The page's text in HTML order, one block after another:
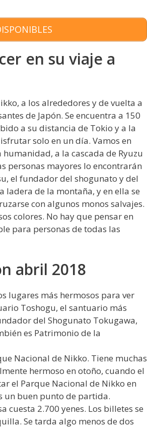
en su viaje a
a los alrededores y de vuelta a
de Japón. Se encuentra a 150
a su distancia de Tokio y a la
solo en un día. Vamos en
a la cascada de Ryuzu
personas mayores lo encontrarán
el fundador del shogunato y del
ladera de la montaña, y en ella se
con algunos monos salvajes.
colores. No hay que pensar en
para personas de todas las
abril 2018
lugares más hermosos para ver
Toshogu, el santuario más
del Shogunato Tokugawa,
es Patrimonio de la
Nacional de Nikko. Tiene muchas
hermoso en otoño, cuando el
el Parque Nacional de Nikko en
un buen punto de partida.
cuesta 2.700 yenes. Los billetes se
Se tarda algo menos de dos